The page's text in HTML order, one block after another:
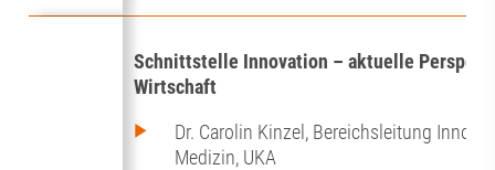
Schnittstelle Innovation – aktuelle
Wirtschaft
Dr. Carolin Kinzel, Bereichsleitung
Medizin, UKA